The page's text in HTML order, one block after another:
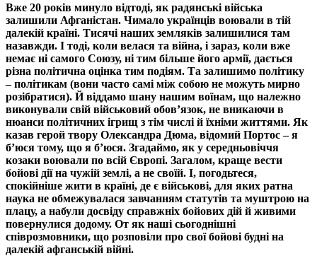
Вже 20 років минуло відтоді, як радянські війська
залишили Афганістан. Чимало українців воювали в тій
далекій країні. Тисячі наших земляків залишилися там
назавжди. І тоді, коли велася та війна, і зараз, коли вже
немає ні самого Союзу, ні тим більше його армії, дається
різна політична оцінка тим подіям. Та залишимо політику
– політикам (вони часто самі між собою не можуть мирно
розібратися). Й віддамо шану нашим воїнам, що належно
виконували свій військовий обов’язок, не вникаючи в
нюанси політичних ігрищ з тім числі й їхніми життями. Як
казав герой твору Олександра Дюма, відомий Портос – я
б’юся тому, що я б’юся. Згадаймо, як у середньовіччя
козаки воювали по всій Європі. Загалом, краще вести
бойові дії на чужій землі, а не своїй. І, погодьтеся,
спокійніше жити в країні, де є військові, для яких ратна
наука не обмежувалася завчанням статутів та муштрою на
плацу, а набули досвіду справжніх бойових дій й живими
повернулися додому. От як наші сьогоднішні
співрозмовники, що розповіли про свої бойові будні на
далекій афганській війні.